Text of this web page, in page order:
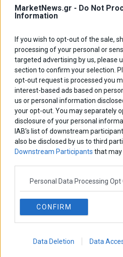
MarketNews.gr - Do Not
Information
If you wish to opt-out of the sale,
processing of your personal or
targeted advertising by us, please
section to confirm your selection.
opt-out request is processed you
interest-based ads based on
us or personal information
your opt-out. You may separately
disclosure of your personal
IAB’s list of downstream
also be disclosed by us to third
Downstream Participants that
Personal Data Processing Opt
CONFIRM
Data Deletion Data
ΕΤΙΚΕΤΕΣ
eurobank marketnewsnikkei wall
Χρηματιστηριο Αθηνων αεπ αθλητικα
διαπραγματευση δντεκλογες εκτ
επικαιροτητα επιχειρησεις ευρω
χρηματιστηριαευρωπηηπα
κυριακος μητσοτακης μεταρρυθμισεις
οικονομιαομολογα